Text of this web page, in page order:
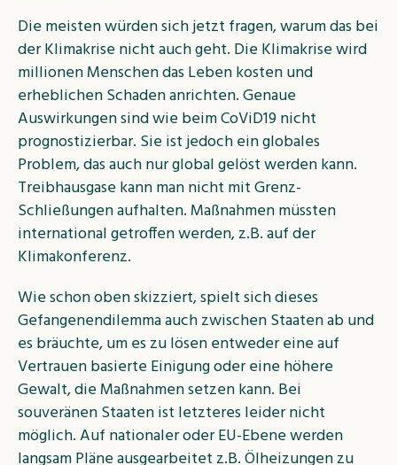
Die meisten würden sich jetzt fragen, warum das bei
der Klimakrise nicht auch geht. Die Klimakrise wird
millionen Menschen das Leben kosten und
erheblichen Schaden anrichten. Genaue
Auswirkungen sind wie beim CoViD19 nicht
prognostizierbar. Sie ist jedoch ein globales
Problem, das auch nur global gelöst werden kann.
Treibhausgase kann man nicht mit Grenz-
Schließungen aufhalten. Maßnahmen müssten
international getroffen werden, z.B. auf der
Klimakonferenz.
Wie schon oben skizziert, spielt sich dieses
Gefangenendilemma auch zwischen Staaten ab und
es bräuchte, um es zu lösen entweder eine auf
Vertrauen basierte Einigung oder eine höhere
Gewalt, die Maßnahmen setzen kann. Bei
souveränen Staaten ist letzteres leider nicht
möglich. Auf nationaler oder EU-Ebene werden
langsam Pläne ausgearbeitet z.B. Ölheizungen zu